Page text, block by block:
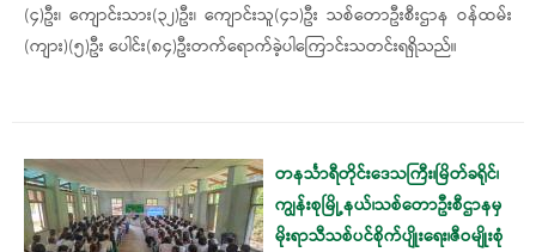
(၄)ဦး၊ ကျောင်းသား(၃၂)ဦး၊ ကျောင်းသူ(၄၁)ဦး သစ်တောဦးစီးဌာန ဝန်ထမ်း
(ကျား)(၅)ဦး ပေါင်း(၈၄)ဦးတက်ရောက်ခဲ့ပါကြောင်းသတင်းရရှိသည်။
တနင်္သာရီတိုင်း​ဒေသကြီး၊မြိတ်ခရိုင်၊
ကျွန်းစုမြို့နယ်၊သစ်​တောဦးစီဌာနမှ
မိုးရာသီသစ်ပင်စိုက်ပျိုး​ရေး၊ဇီဝမျိုးစုံ